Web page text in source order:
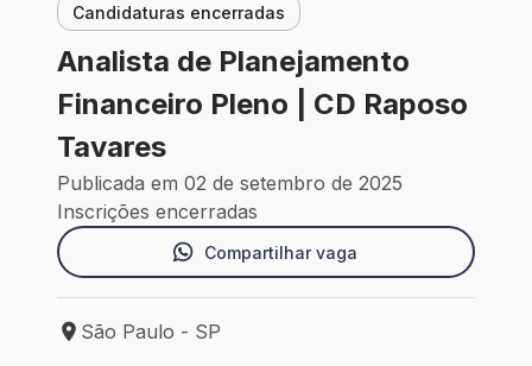
Candidaturas encerradas
Analista de Planejamento
Financeiro Pleno | CD Raposo
Tavares
Publicada em 02 de setembro de 2025
Inscrições encerradas
Compartilhar vaga
Local de trabalho: São Paulo - SP
São Paulo - SP